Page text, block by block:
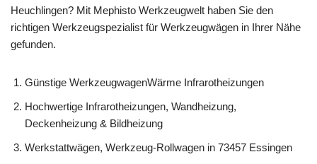
Heuchlingen? Mit Mephisto Werkzeugwelt haben Sie den
richtigen Werkzeugspezialist für Werkzeugwägen in Ihrer Nähe
gefunden.
Günstige WerkzeugwagenWärme Infrarotheizungen
Hochwertige Infrarotheizungen, Wandheizung,
Deckenheizung & Bildheizung
Werkstattwägen, Werkzeug-Rollwagen in 73457 Essingen